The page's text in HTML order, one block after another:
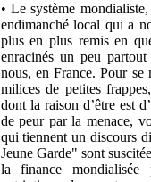
• Le système
endimanché local qui a
plus en plus remis en
enracinés un peu
nous, en France. Pour
milices de petites
dont la raison d’être est
de peur par la menace,
qui tiennent un discours
Jeune Garde" sont
la finance mondialisée